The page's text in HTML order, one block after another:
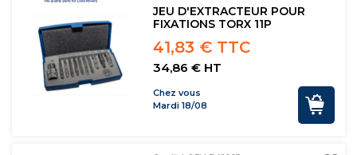
JEU D'EXTRACTEUR POUR
FIXATIONS TORX 11P
41,83 € TTC
34,86 € HT
Chez vous
Mardi 18/08